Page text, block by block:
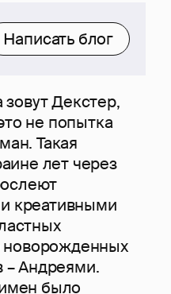
Написать блог
Декстер,
не попытка
Такая
лет через
креативными
новорожденных
– Андреями.
было